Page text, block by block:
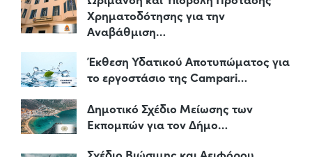
Χρηματοδότησης για την
Αναβάθμιση…
Έκθεση Υδατικού Αποτυπώματος για
το εργοστάσιο της Campari…
Δημοτικό Σχέδιο Μείωσης των
Εκπομπών για τον Δήμο…